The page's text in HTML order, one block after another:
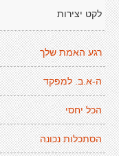
לקט יצירות
רגע האמת שלך
ה-א.ב. למפקד
הכל יחסי
הסתכלות נכונה